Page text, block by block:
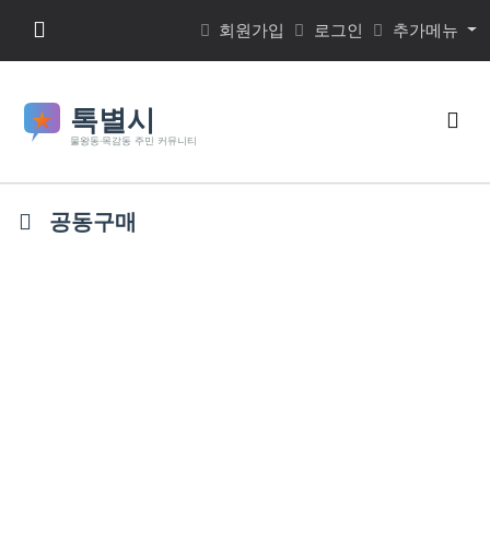
메뉴 버튼 회원가입 로그인 추가메뉴
검
공동구매